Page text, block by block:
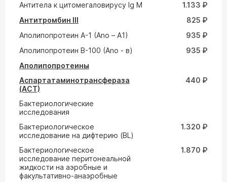
Антитела к цитомегаловирусу Ig M
1.133 ₽
Антитромбин III
825 ₽
Аполипопротеин A-1 (Ano – A1)
935 ₽
Аполипопротеин В-100 (Ano - в)
935 ₽
Аполипопротеины
Аспартатаминотрансфераза
(АСТ)
440 ₽
Бактериологические
исследования
Бактериологическое
исследование на дифтерию (ВL)
1.320 ₽
Бактериологическое
исследование перитонеальной
жидкости на аэробные и
факультативно-анаэробные
1.870 ₽